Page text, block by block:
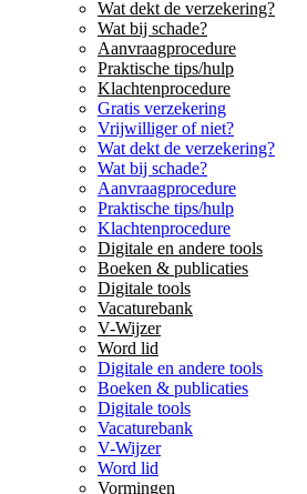
Wat dekt de verzekering?
Wat bij schade?
Aanvraagprocedure
Praktische tips/hulp
Klachtenprocedure
Gratis verzekering
Vrijwilliger of niet?
Wat dekt de verzekering?
Wat bij schade?
Aanvraagprocedure
Praktische tips/hulp
Klachtenprocedure
Digitale en andere tools
Boeken & publicaties
Digitale tools
Vacaturebank
V-Wijzer
Word lid
Digitale en andere tools
Boeken & publicaties
Digitale tools
Vacaturebank
V-Wijzer
Word lid
Vormingen